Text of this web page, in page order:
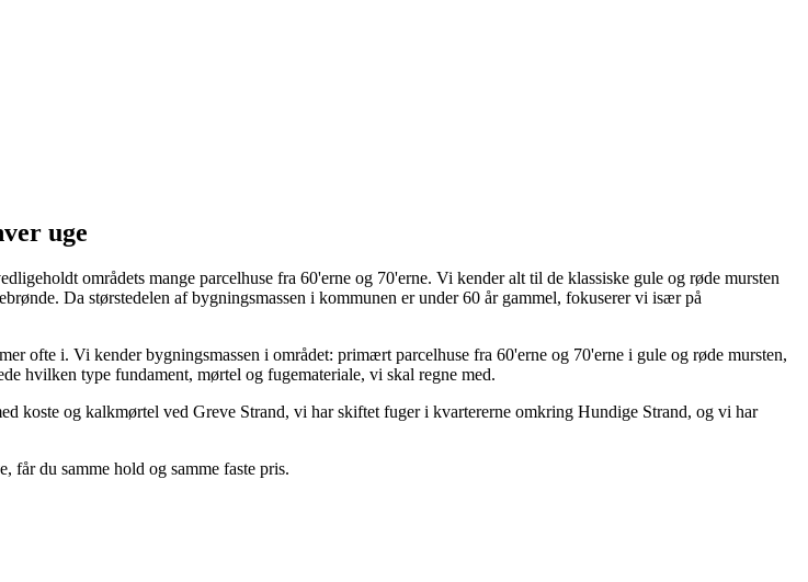
uge
områdets mange parcelhuse fra 60'erne og 70'erne. Vi kender alt til de klassiske gule og røde mursten
Da størstedelen af bygningsmassen i kommunen er under 60 år gammel, fokuserer vi især på
ofte i. Vi kender bygningsmassen i området: primært parcelhuse fra 60'erne og 70'erne i gule og røde mursten,
hvilken type fundament, mørtel og fugemateriale, vi skal regne med.
koste og kalkmørtel ved Greve Strand, vi har skiftet fuger i kvartererne omkring Hundige Strand, og vi har
får du samme hold og samme faste pris.